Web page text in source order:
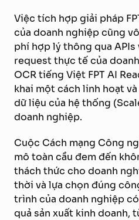
Việc tích hợp giải pháp
của doanh nghiệp cũng
phí hợp lý thông qua
request thực tế của
OCR tiếng Việt FPT AI
khai một cách linh hoạt
dữ liệu của hệ thống
doanh nghiệp.
Cuộc Cách mạng Công
mô toàn cầu đem đến
thách thức cho doanh
thời và lựa chọn đúng
trình của doanh nghiệp
quả sản xuất kinh doanh,